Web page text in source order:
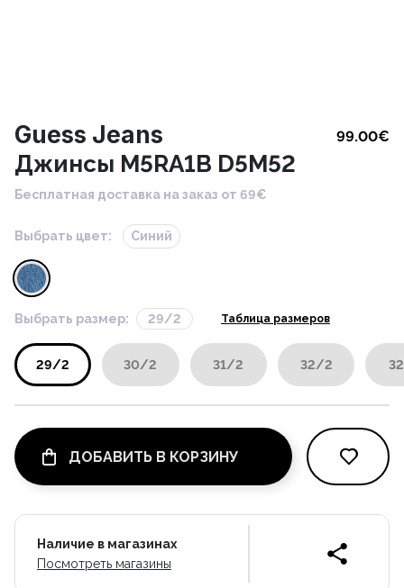
Guess Jeans 99.00€
Джинсы M5RA1B D5M52
Бесплатная доставка на заказ от 69€
Выбрать цвет: Синий
Выбрать размер: 29/2 Таблица размеров
29/2 30/2 31/2 32/2
ДОБАВИТЬ В КОРЗИНУ
Наличие в магазинах
Посмотреть магазины